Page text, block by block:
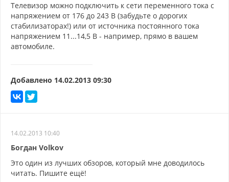
Телевизор можно подключить к сети переменного тока с
напряжением от 176 до 243 В (забудьте о дорогих
стабилизаторах!) или от источника постоянного тока
напряжением 11...14,5 В - например, прямо в вашем
автомобиле.
Добавлено 14.02.2013 09:30
14.02.2013 10:40
Богдан Volkov
Это один из лучших обзоров, который мне доводилось
читать. Пишите ещё!